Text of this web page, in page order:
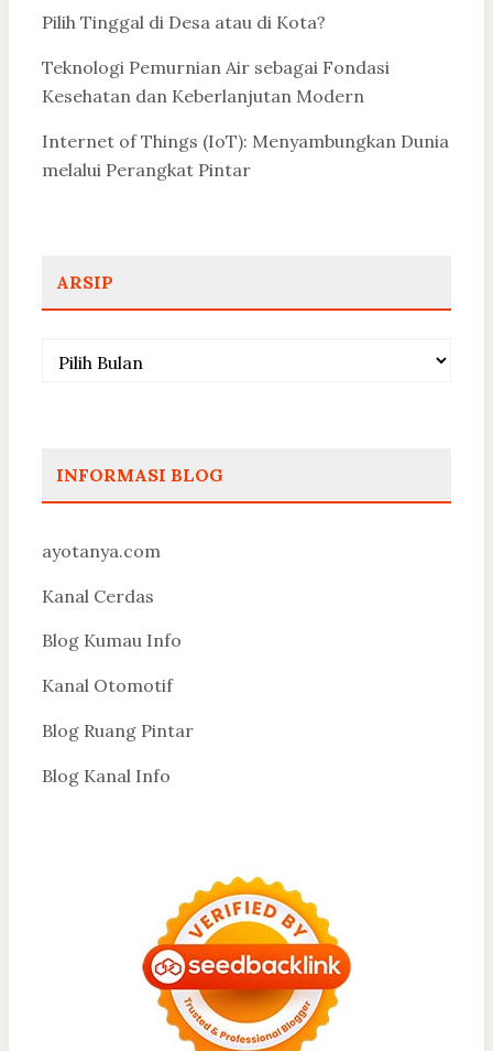
Pilih Tinggal di Desa atau di Kota?
Teknologi Pemurnian Air sebagai Fondasi
Kesehatan dan Keberlanjutan Modern
Internet of Things (IoT): Menyambungkan Dunia
melalui Perangkat Pintar
ARSIP
Arsip
INFORMASI BLOG
ayotanya.com
Kanal Cerdas
Blog Kumau Info
Kanal Otomotif
Blog Ruang Pintar
Blog Kanal Info